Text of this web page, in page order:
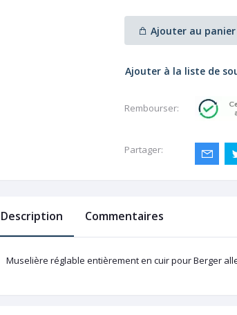
Ajouter au panier
Ajouter à la liste de
Rembourser:
Partager:
Description Commentaires
Muselière réglable entièrement en cuir pourBerger